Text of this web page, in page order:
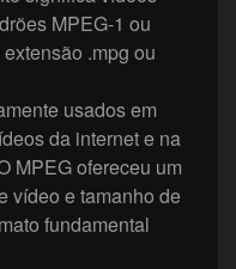
MPEG-1 ou
.mpg ou
usados em
da internet e na
MPEG ofereceu um
vídeo e tamanho de
fundamental